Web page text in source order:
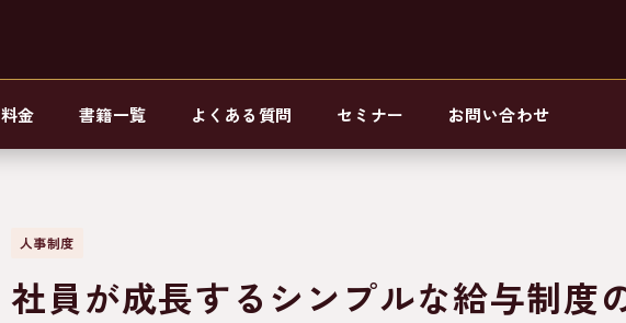
料金 書籍一覧 よくある質問 セミナー お問い合わせ
人事制度
社員が成長するシンプルな給与制度